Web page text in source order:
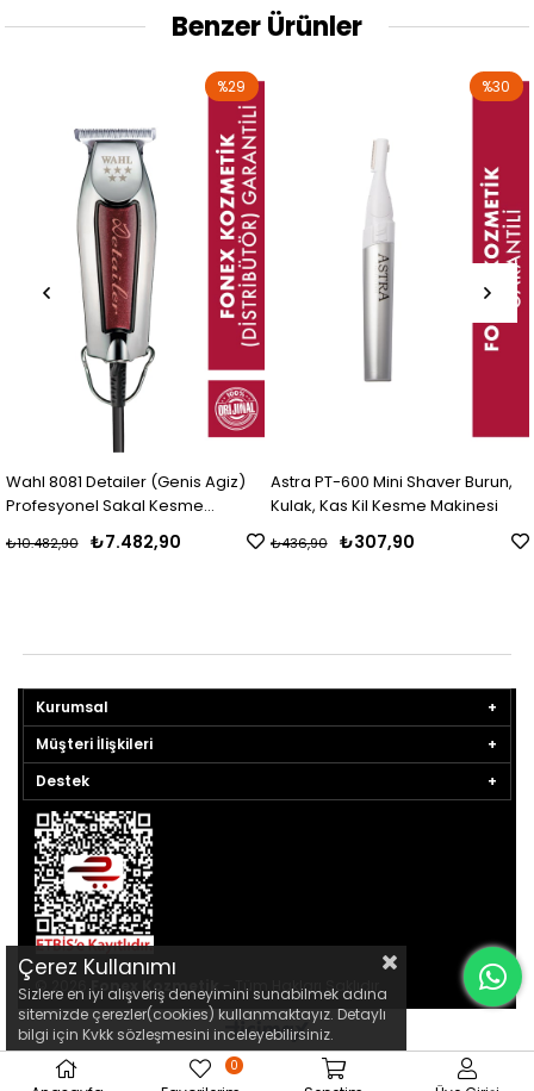
Benzer Ürünler
Wahl 8081 Detailer (Genis Agiz)
Profesyonel Sakal Kesme
₺7.482,90
₺10.482,90
%29
Astra PT-600 Mini Shaver Burun,
Kulak, Kas Kil Kesme Makinesi
₺307,90
₺436,90
%30
Kurumsal
Müşteri İlişkileri
Destek
© 2026 Fonex Kozmetik - Tüm Hakları Saklıdır.
Çerez Kullanımı
Sizlere en iyi alışveriş deneyimini sunabilmek adına
sitemizde çerezler(cookies) kullanmaktayız. Detaylı
bilgi için Kvkk sözleşmesini inceleyebilirsiniz.
0